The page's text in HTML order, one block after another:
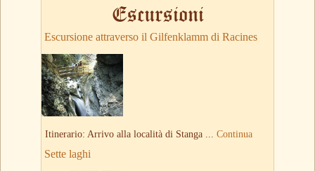
Escursioni
Escursione attraverso il Gilfenklamm di Racines
Itinerario: Arrivo alla località di Stanga ... Continua
Sette laghi